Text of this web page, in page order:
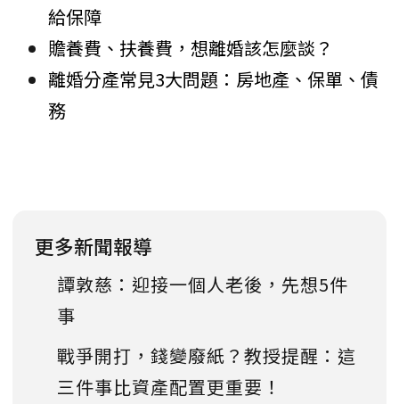
給保障
贍養費、扶養費，想離婚該怎麼談？
離婚分產常見3大問題：房地產、保單、債
務
更多新聞報導
譚敦慈：迎接一個人老後，先想5件
事
戰爭開打，錢變廢紙？教授提醒：這
三件事比資產配置更重要！